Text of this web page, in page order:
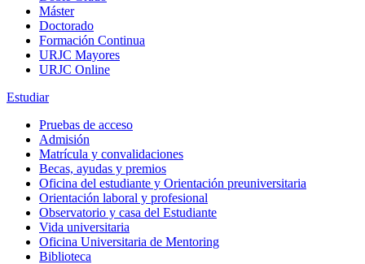
Máster
Doctorado
Formación Continua
URJC Mayores
URJC Online
Estudiar
Pruebas de acceso
Admisión
Matrícula y convalidaciones
Becas, ayudas y premios
Oficina del estudiante y Orientación preuniversitaria
Orientación laboral y profesional
Observatorio y casa del Estudiante
Vida universitaria
Oficina Universitaria de Mentoring
Biblioteca